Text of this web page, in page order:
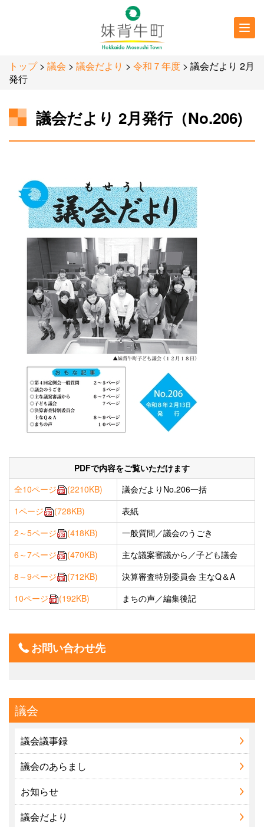
トップ> 議会 > 議会だより > 令和７年度 > 議会だより 2月
発行
議会だより 2月発行（No.206)
PDFで内容をご覧いただけます
全10ページ
(2210KB)
議会だよりNo.206一括
1ページ
(728KB)
表紙
2～5ページ
(418KB)
一般質問／議会のうごき
6～7ページ
(470KB)
主な議案審議から／子ども議会
8～9ページ
(712KB)
決算審査特別委員会 主なQ＆A
10ページ
(192KB) まちの声／編集後記
お問い合わせ先
議会
議会議事録
議会のあらまし
お知らせ
議会だより